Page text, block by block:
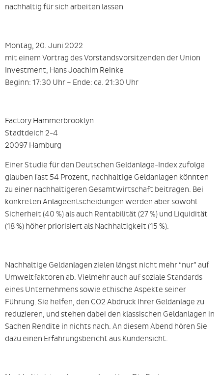
nachhaltig für sich arbeiten lassen
Montag, 20. Juni 2022
mit einem Vortrag des Vorstandsvorsitzenden der Union
Investment, Hans Joachim Reinke
Beginn: 17:30 Uhr – Ende: ca. 21:30 Uhr
Factory Hammerbrooklyn
Stadtdeich 2-4
20097 Hamburg
Einer Studie für den Deutschen Geldanlage-Index zufolge
glauben fast 54 Prozent, nachhaltige Geldanlagen könnten
zu einer nachhaltigeren Gesamtwirtschaft beitragen. Bei
konkreten Anlageentscheidungen werden aber sowohl
Sicherheit (40 %) als auch Rentabilität (27 %) und Liquidität
(18 %) höher priorisiert als Nachhaltigkeit (15 %).
Nachhaltige Geldanlagen zielen längst nicht mehr “nur” auf
Umweltfaktoren ab. Vielmehr auch auf soziale Standards
eines Unternehmens sowie ethische Aspekte seiner
Führung. Sie helfen, den CO2 Abdruck Ihrer Geldanlage zu
reduzieren, und stehen dabei den klassischen Geldanlagen in
Sachen Rendite in nichts nach. An diesem Abend hören Sie
dazu einen Erfahrungsbericht aus Kundensicht.